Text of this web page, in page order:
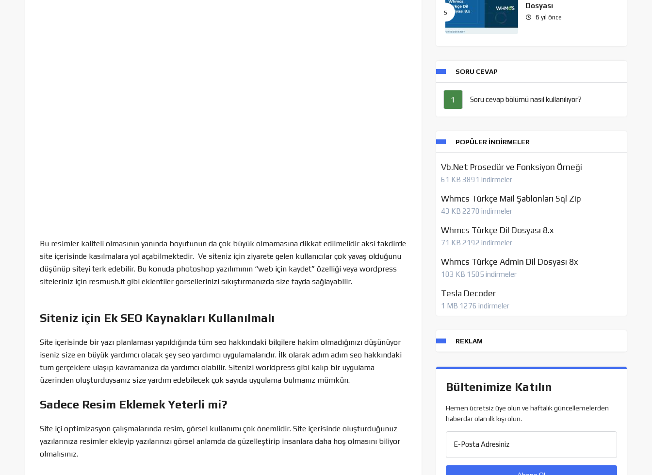
Bu resimler kaliteli olmasının yanında boyutunun da çok büyük olmamasına dikkat edilmelidir aksi takdirde
site içerisinde kasılmalara yol açabilmektedir. Ve siteniz için ziyarete gelen kullanıcılar çok yavaş olduğunu
düşünüp siteyi terk edebilir. Bu konuda photoshop yazılımının “web için kaydet” özelliği veya wordpress
siteleriniz için resmush.it gibi eklentiler görsellerinizi sıkıştırmanızda size fayda sağlayabilir.
Siteniz için Ek SEO Kaynakları Kullanılmalı
Site içerisinde bir yazı planlaması yapıldığında tüm seo hakkındaki bilgilere hakim olmadığınızı düşünüyor
iseniz size en büyük yardımcı olacak şey seo yardımcı uygulamalarıdır. İlk olarak adım adım seo hakkındaki
tüm gerçeklere ulaşıp kavramanıza da yardımcı olabilir. Sitenizi worldpress gibi kalıp bir uygulama
üzerinden oluşturduysanız size yardım edebilecek çok sayıda uygulama bulmanız mümkün.
Sadece Resim Eklemek Yeterli mi?
Site içi optimizasyon çalışmalarında resim, görsel kullanımı çok önemlidir. Site içerisinde oluşturduğunuz
yazılarınıza resimler ekleyip yazılarınızı görsel anlamda da güzelleştirip insanlara daha hoş olmasını biliyor
olmalısınız.
Dosyası
6 yıl önce
SORU CEVAP
1 Soru cevap bölümü nasıl kullanılıyor?
POPÜLER İNDIRMELER
Vb.Net Prosedür ve Fonksiyon Örneği
61 KB 3891 indirmeler
Whmcs Türkçe Mail Şablonları Sql Zip
43 KB 2270 indirmeler
Whmcs Türkçe Dil Dosyası 8.x
71 KB 2192 indirmeler
Whmcs Türkçe Admin Dil Dosyası 8x
103 KB 1505 indirmeler
Tesla Decoder
1 MB 1276 indirmeler
REKLAM
Bültenimize Katılın
Hemen ücretsiz üye olun ve haftalık güncellemelerden
haberdar olan ilk kişi olun.
E-Posta Adresiniz